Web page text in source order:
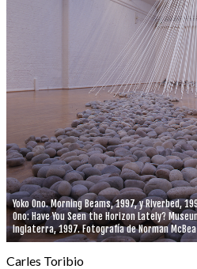
Yoko Ono. Morning Beams, 1997, y Riverbed,
Ono: Have You Seen the Horizon Lately?
Inglaterra, 1997. Fotografía de Norman
Carles Toribio